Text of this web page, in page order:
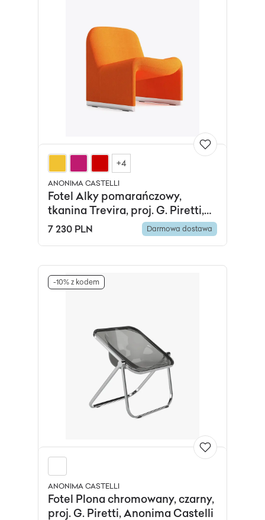
+4
ANONIMA CASTELLI
Fotel Alky pomarańczowy,
tkanina Trevira, proj. G. Piretti,
Anonima Castelli
7 230 PLN Darmowa dostawa
-10% z kodem
ANONIMA CASTELLI
Fotel Plona chromowany, czarny,
proj. G. Piretti, Anonima Castelli